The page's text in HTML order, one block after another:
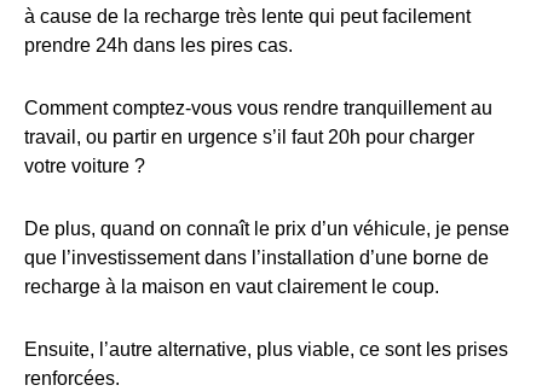
à cause de la recharge très lente qui peut facilement
prendre 24h dans les pires cas.
Comment comptez-vous vous rendre tranquillement au
travail, ou partir en urgence s’il faut 20h pour charger
votre voiture ?
De plus, quand on connaît le prix d’un véhicule, je pense
que l’investissement dans l’installation d’une borne de
recharge à la maison en vaut clairement le coup.
Ensuite, l’autre alternative, plus viable, ce sont les prises
renforcées.